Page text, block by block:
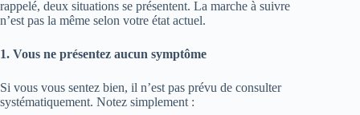
rappelé, deux situations se présentent. La marche à suivre
n’est pas la même selon votre état actuel.
1. Vous ne présentez aucun symptôme
Si vous vous sentez bien, il n’est pas prévu de consulter
systématiquement. Notez simplement :